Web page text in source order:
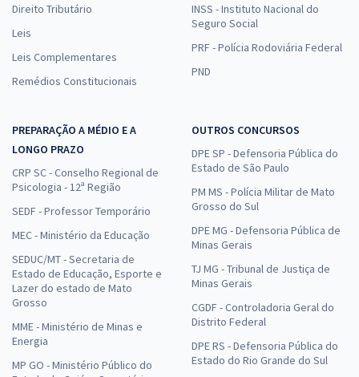
Direito Tributário
Leis
Leis Complementares
Remédios Constitucionais
INSS - Instituto Nacional do
Seguro Social
PRF - Polícia Rodoviária Federal
PND
PREPARAÇÃO A MÉDIO E A
LONGO PRAZO
CRP SC - Conselho Regional de
Psicologia - 12ª Região
SEDF - Professor Temporário
MEC - Ministério da Educação
SEDUC/MT - Secretaria de
Estado de Educação, Esporte e
Lazer do estado de Mato
Grosso
MME - Ministério de Minas e
Energia
MP GO - Ministério Público do
OUTROS CONCURSOS
DPE SP - Defensoria Pública do
Estado de São Paulo
PM MS - Polícia Militar de Mato
Grosso do Sul
DPE MG - Defensoria Pública de
Minas Gerais
TJ MG - Tribunal de Justiça de
Minas Gerais
CGDF - Controladoria Geral do
Distrito Federal
DPE RS - Defensoria Pública do
Estado do Rio Grande do Sul